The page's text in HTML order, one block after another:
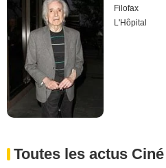
Filofax
L'Hôpital
Toutes les actus